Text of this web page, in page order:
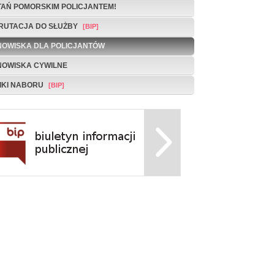
POMORSKIM POLICJANTEM!
DO SŁUŻBY
DLA POLICJANTÓW
CYWILNE
NABORU